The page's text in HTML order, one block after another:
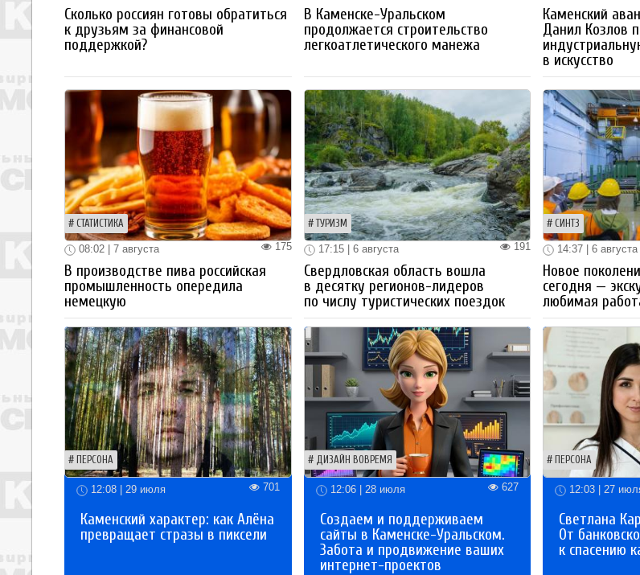
Сколько россиян готовы обратиться
к друзьям за финансовой
поддержкой?
В Каменске-Уральском
продолжается строительство
легкоатлетического манежа
Каменский
Данил Козлов
в искусство
СТАТИСТИКА
175
08:02 | 7 августа
В производстве пива российская
промышленность опередила
немецкую
ТУРИЗМ
191
17:15 | 6 августа
Свердловская область вошла
в десятку регионов-лидеров
по числу туристических поездок
СИНТЗ
14:37 | 6 августа
Новое
сегодня —
любимая
ПЕРСОНА
12:08 | 29 июля 701
Каменский характер: как Алёна
превращает стразы в пиксели
ДИЗАЙН ВОВРЕМЯ
12:06 | 28 июля 627
Создаем и поддерживаем
сайты в Каменске-Уральском.
Забота и продвижение ваших
интернет-проектов
ПЕРСОНА
12:03 | 27
Светлана
От
к спасению